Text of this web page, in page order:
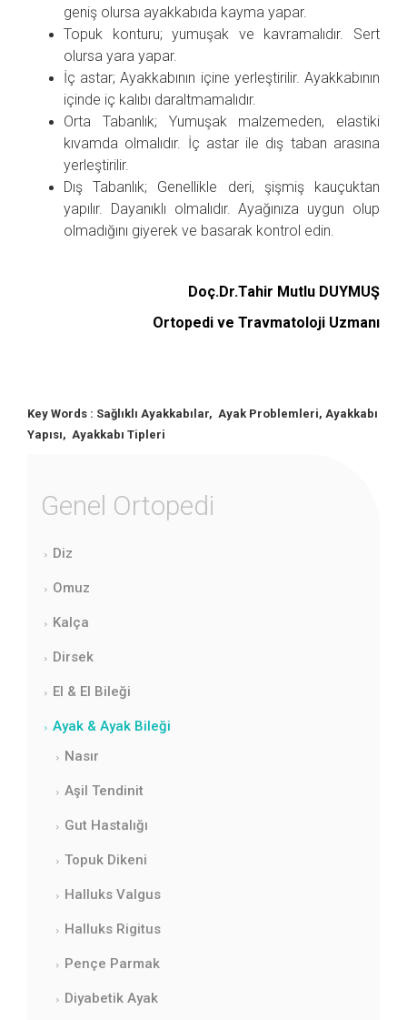
geniş olursa ayakkabıda kayma yapar.
Topuk konturu; yumuşak ve kavramalıdır. Sert
olursa yara yapar.
İç astar; Ayakkabının içine yerleştirilir. Ayakkabının
içinde iç kalıbı daraltmamalıdır.
Orta Tabanlık; Yumuşak malzemeden, elastiki
kıvamda olmalıdır. İç astar ile dış taban arasına
yerleştirilir.
Dış Tabanlık; Genellikle deri, şişmiş kauçuktan
yapılır. Dayanıklı olmalıdır. Ayağınıza uygun olup
olmadığını giyerek ve basarak kontrol edin.
Doç.Dr.Tahir Mutlu DUYMUŞ
Ortopedi ve Travmatoloji Uzmanı
Key Words : Sağlıklı Ayakkabılar, Ayak Problemleri, Ayakkabı
Yapısı, Ayakkabı Tipleri
Genel Ortopedi
Diz
Omuz
Kalça
Dirsek
El & El Bileği
Ayak & Ayak Bileği
Nasır
Aşil Tendinit
Gut Hastalığı
Topuk Dikeni
Halluks Valgus
Halluks Rigitus
Pençe Parmak
Diyabetik Ayak